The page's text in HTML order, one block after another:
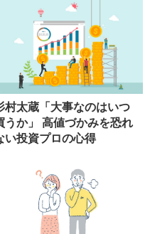
村太蔵「大事なのはいつ
うか」 高値づかみを恐れ
い投資プロの心得